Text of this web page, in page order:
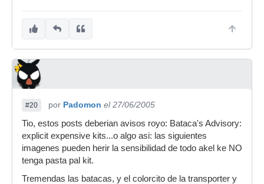
#20 por Padomon el 27/06/2005
Tio, estos posts deberian avisos royo: Bataca's Advisory:
explicit expensive kits...o algo asi: las siguientes
imagenes pueden herir la sensibilidad de todo akel ke NO
tenga pasta pal kit.
Tremendas las batacas, y el colorcito de la transporter y